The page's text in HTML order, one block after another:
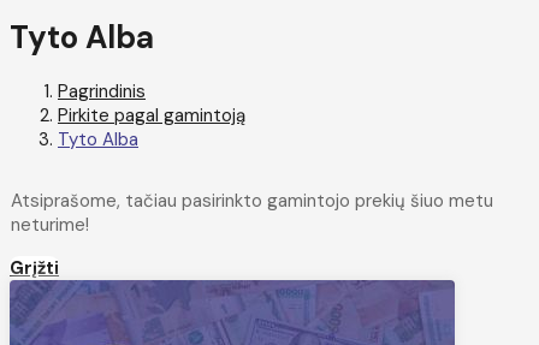
Tyto Alba
Pagrindinis
Pirkite pagal gamintoją
Tyto Alba
Atsiprašome, tačiau pasirinkto gamintojo prekių šiuo metu
neturime!
Grįžti